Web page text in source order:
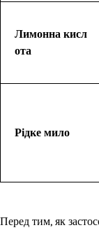
Лимонна кисл
ота
Рідке мило
Перед тим, як